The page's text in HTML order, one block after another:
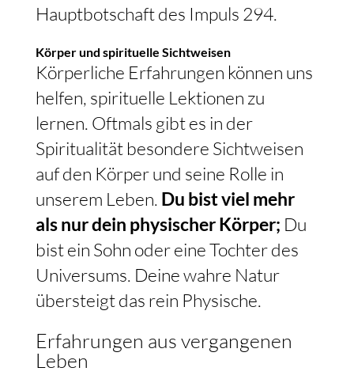
Hauptbotschaft des Impuls 294.
Körper und spirituelle Sichtweisen
Körperliche Erfahrungen können uns
helfen, spirituelle Lektionen zu
lernen. Oftmals gibt es in der
Spiritualität besondere Sichtweisen
auf den Körper und seine Rolle in
unserem Leben. Du bist viel mehr
als nur dein physischer Körper; Du
bist ein Sohn oder eine Tochter des
Universums. Deine wahre Natur
übersteigt das rein Physische.
Erfahrungen aus vergangenen
Leben